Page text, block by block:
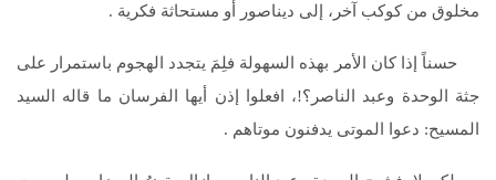
مخلوق من كوكب آخر، إلى ديناصور أو مستحاثة فكرية .
حسناً إذا كان الأمر بهذه السهولة فلِمَ يتجدد الهجوم باستمرار على
جثة الوحدة وعبد الناصر؟!، افعلوا إذن أيها الفرسان ما قاله السيد
المسيح: دعوا الموتى يدفنون موتاهم .